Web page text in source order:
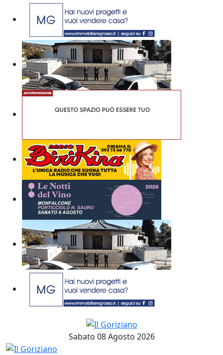
Sabato 08 Agosto 2026